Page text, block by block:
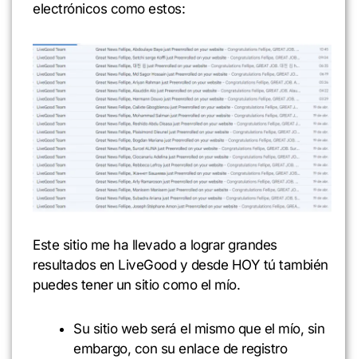
electrónicos como estos:
Este sitio me ha llevado a lograr grandes
resultados en LiveGood y desde HOY tú también
puedes tener un sitio como el mío.
Su sitio web será el mismo que el mío, sin
embargo, con su enlace de registro